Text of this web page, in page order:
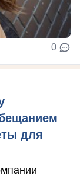
0
для